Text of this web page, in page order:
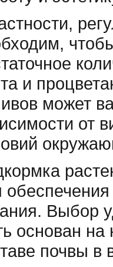
и
может
от
Выбор
основан на
почвы в